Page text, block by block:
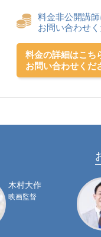
料金非公開講師
お問い合わせく
料金の詳細はこち
お問い合わせくだ
木村大作
映画監督